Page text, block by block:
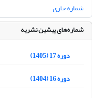
شماره جاری
شماره‌های پیشین نشریه
دوره 17 (1405)
دوره 16 (1404)